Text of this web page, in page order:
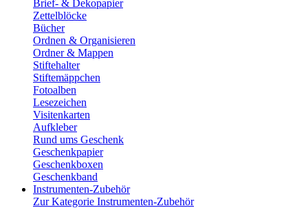
Brief- & Dekopapier
Zettelblöcke
Bücher
Ordnen & Organisieren
Ordner & Mappen
Stiftehalter
Stiftemäppchen
Fotoalben
Lesezeichen
Visitenkarten
Aufkleber
Rund ums Geschenk
Geschenkpapier
Geschenkboxen
Geschenkband
Instrumenten-Zubehör
Zur Kategorie Instrumenten-Zubehör